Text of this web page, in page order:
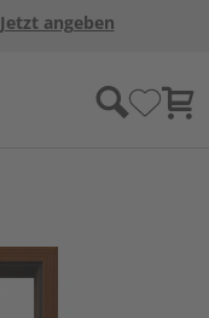
Jetzt angeben